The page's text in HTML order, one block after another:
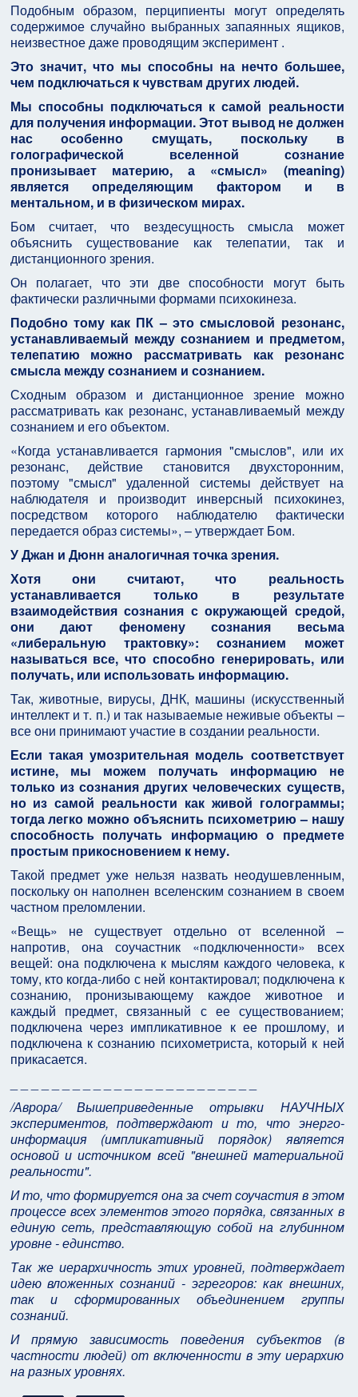
Подобным образом, перципиенты могут определять
содержимое случайно выбранных запаянных ящиков,
неизвестное даже проводящим эксперимент .
Это значит, что мы способны на нечто большее,
чем подключаться к чувствам других людей.
Мы способны подключаться к самой реальности
для получения информации. Этот вывод не должен
нас особенно смущать, поскольку в
голографической вселенной сознание
пронизывает материю, а «смысл» (meaning)
является определяющим фактором и в
ментальном, и в физическом мирах.
Бом считает, что вездесущность смысла может
объяснить существование как телепатии, так и
дистанционного зрения.
Он полагает, что эти две способности могут быть
фактически различными формами психокинеза.
Подобно тому как ПК – это смысловой резонанс,
устанавливаемый между сознанием и предметом,
телепатию можно рассматривать как резонанс
смысла между сознанием и сознанием.
Сходным образом и дистанционное зрение можно
рассматривать как резонанс, устанавливаемый между
сознанием и его объектом.
«Когда устанавливается гармония "смыслов", или их
резонанс, действие становится двухсторонним,
поэтому "смысл" удаленной системы действует на
наблюдателя и производит инверсный психокинез,
посредством которого наблюдателю фактически
передается образ системы», – утверждает Бом.
У Джан и Дюнн аналогичная точка зрения.
Хотя они считают, что реальность
устанавливается только в результате
взаимодействия сознания с окружающей средой,
они дают феномену сознания весьма
«либеральную трактовку»: сознанием может
называться все, что способно генерировать, или
получать, или использовать информацию.
Так, животные, вирусы, ДНК, машины (искусственный
интеллект и т. п.) и так называемые неживые объекты –
все они принимают участие в создании реальности.
Если такая умозрительная модель соответствует
истине, мы можем получать информацию не
только из сознания других человеческих существ,
но из самой реальности как живой голограммы;
тогда легко можно объяснить психометрию – нашу
способность получать информацию о предмете
простым прикосновением к нему.
Такой предмет уже нельзя назвать неодушевленным,
поскольку он наполнен вселенским сознанием в своем
частном преломлении.
«Вещь» не существует отдельно от вселенной –
напротив, она соучастник «подключенности» всех
вещей: она подключена к мыслям каждого человека, к
тому, кто когда-либо с ней контактировал; подключена к
сознанию, пронизывающему каждое животное и
каждый предмет, связанный с ее существованием;
подключена через импликативное к ее прошлому, и
подключена к сознанию психометриста, который к ней
прикасается.
/Аврора/ Вышеприведенные отрывки НАУЧНЫХ
экспериментов, подтверждают и то, что энерго-
информация (импликативный порядок) является
основой и источником всей "внешней материальной
реальности".
И то, что формируется она за счет соучастия в этом
процессе всех элементов этого порядка, связанных в
единую сеть, представляющую собой на глубинном
уровне - единство.
Так же иерархичность этих уровней, подтверждает
идею вложенных сознаний - эгрегоров: как внешних,
так и сформированных объединением группы
сознаний.
И прямую зависимость поведения субъектов (в
частности людей) от включенности в эту иерархию
на разных уровнях.